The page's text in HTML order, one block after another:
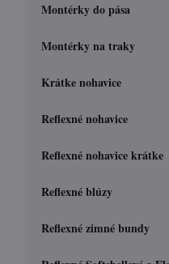
Montérky do pása
Montérky na traky
Krátke nohavice
Reflexné nohavice
Reflexné nohavice krátke
Reflexné blúzy
Reflexné zimné bundy